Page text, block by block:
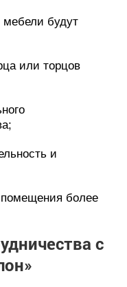
будут
или торцов
и
более
с